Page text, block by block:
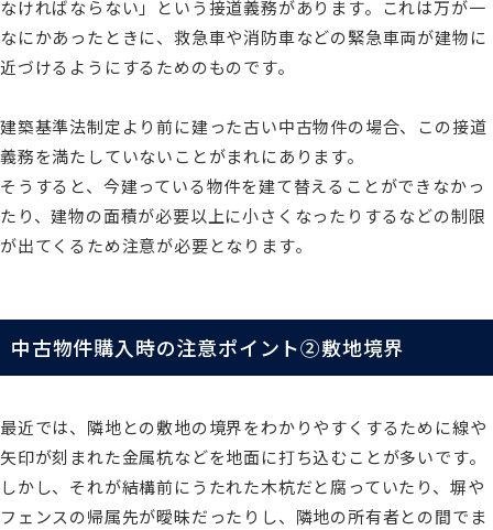
なければならない」という接道義務があります。これは万が一
なにかあったときに、救急車や消防車などの緊急車両が建物に
近づけるようにするためのものです。
建築基準法制定より前に建った古い中古物件の場合、この接道
義務を満たしていないことがまれにあります。
そうすると、今建っている物件を建て替えることができなかっ
たり、建物の面積が必要以上に小さくなったりするなどの制限
が出てくるため注意が必要となります。
中古物件購入時の注意ポイント②敷地境界
最近では、隣地との敷地の境界をわかりやすくするために線や
矢印が刻まれた金属杭などを地面に打ち込むことが多いです。
しかし、それが結構前にうたれた木杭だと腐っていたり、塀や
フェンスの帰属先が曖昧だったりし、隣地の所有者との間でま